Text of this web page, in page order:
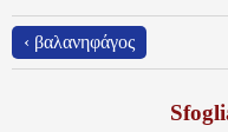
‹ βαλανηφάγος